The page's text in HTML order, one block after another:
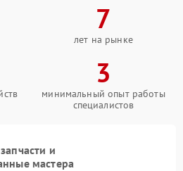
7
лет на рынке
3
минимальный опыт работы
специалистов
и
мастера